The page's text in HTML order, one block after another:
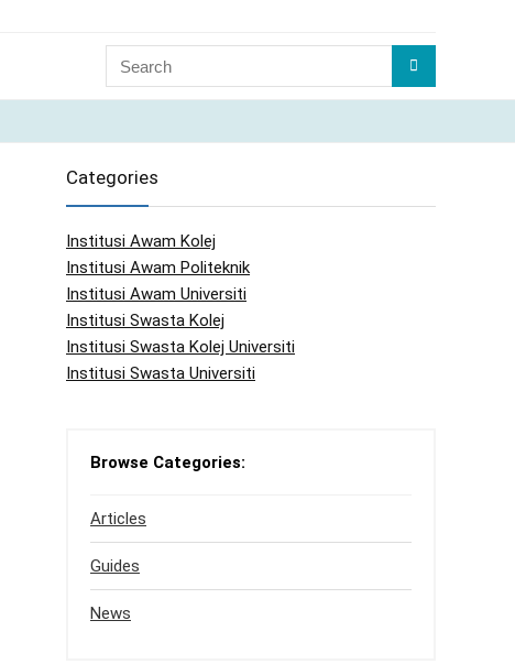
Categories
Institusi Awam Kolej
Institusi Awam Politeknik
Institusi Awam Universiti
Institusi Swasta Kolej
Institusi Swasta Kolej Universiti
Institusi Swasta Universiti
Browse Categories:
Articles
Guides
News